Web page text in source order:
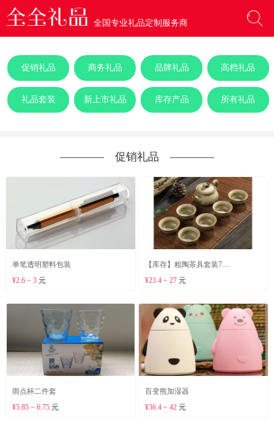
全国专业礼品定制服务商
促销礼品 商务礼品 品牌礼品 高档礼品
礼品套装 新上市礼品 库存产品 所有礼品
―――― 促销礼品 ――――
单笔透明塑料包装
¥2.6 ~ 3元
【库存】粗陶茶具套装7....
¥23.4 ~ 27 元
雨点杯二件套
¥5.85 ~ 6.75元
百变熊加湿器
¥36.4 ~ 42 元